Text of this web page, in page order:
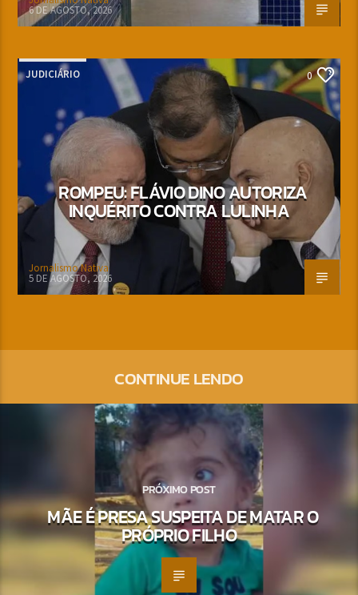
6 DE AGOSTO, 2026
JUDICIÁRIO 0
ROMPEU: FLÁVIO DINO AUTORIZA
INQUÉRITO CONTRA LULINHA
Jornalismo Nativa
5 DE AGOSTO, 2026
CONTINUE LENDO
PRÓXIMO POST
MÃE É PRESA SUSPEITA DE MATAR O
PRÓPRIO FILHO